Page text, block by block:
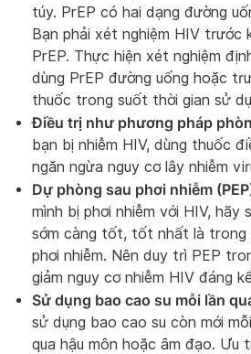
túy. PrEP có hai dạng đường
Bạn phải xét nghiệm HIV trước
PrEP. Thực hiện xét nghiệm
dùng PrEP đường uống hoặc
thuốc trong suốt thời gian sử
Điều trị như phương pháp
bạn bị nhiễm HIV, dùng thuốc
ngăn ngừa nguy cơ lây nhiễm
Dự phòng sau phơi nhiễm
mình bị phơi nhiễm với HIV, hãy
sớm càng tốt, tốt nhất là trong
phơi nhiễm. Nên duy trì PEP
giảm nguy cơ nhiễm HIV đáng
Sử dụng bao cao su mỗi lần
sử dụng bao cao su còn mới
qua hậu môn hoặc âm đạo. Ưu